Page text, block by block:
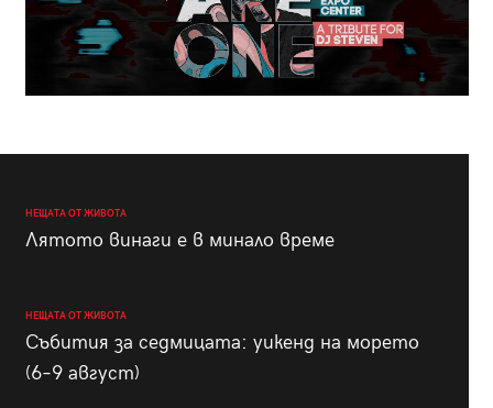
НЕЩАТА ОТ ЖИВОТА
Лятото винаги е в минало време
НЕЩАТА ОТ ЖИВОТА
Събития за седмицата: уикенд на морето
(6–9 август)